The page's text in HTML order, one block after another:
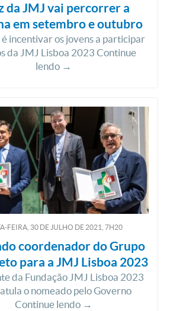
da JMJ vai percorrer a
em setembro e outubro
incentivar os jovens a participar
da JMJ Lisboa 2023 Continue
lendo →
FEIRA, 30 DE JULHO DE 2021, 7H20
coordenador do Grupo
para a JMJ Lisboa 2023
da Fundação JMJ Lisboa 2023
o nomeado pelo Governo
Continue lendo →